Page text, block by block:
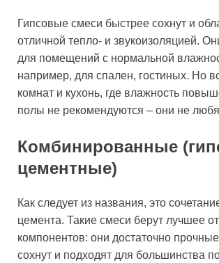
Гипсовые смеси быстрее сохнут и
отличной тепло- и звукоизоляцией.
для помещений с нормальной
например, для спален, гостиных. Но
комнат и кухонь, где влажность
полы не рекомендуются – они не
Комбинированные
цементные)
Как следует из названия, это
цемента. Такие смеси берут лучшее
компонентов: они достаточно
сохнут и подходят для большинства